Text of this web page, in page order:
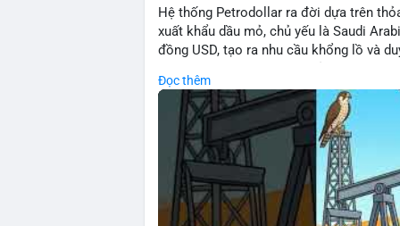
Hệ thống Petrodollar ra đời dựa trên
xuất khẩu dầu mỏ, chủ yếu là Saudi
đồng USD, tạo ra nhu cầu khổng lồ và
mạnh tài chính Mỹ và ảnh hưởng trực
🎥 Xem video trực tiếp tại:
Nguồn: Cú Thông Thái
Đọc thêm